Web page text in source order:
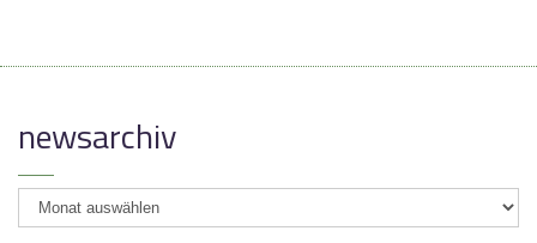
newsarchiv
newsarchiv